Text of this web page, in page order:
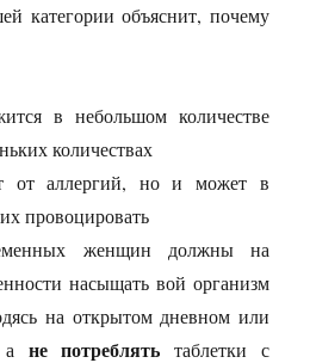
категории объяснит, почему
в небольшом количестве
количествах
от аллергий, но и может в
провоцировать
женщин должны на
насыщать вой организм
на открытом дневном или
а не потреблять таблетки с